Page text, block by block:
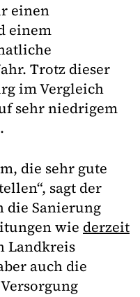
einen
einem
Trotz dieser
im Vergleich
sehr niedrigem
die sehr gute
sagt der
die Sanierung
wie derzeit
Landkreis
auch die